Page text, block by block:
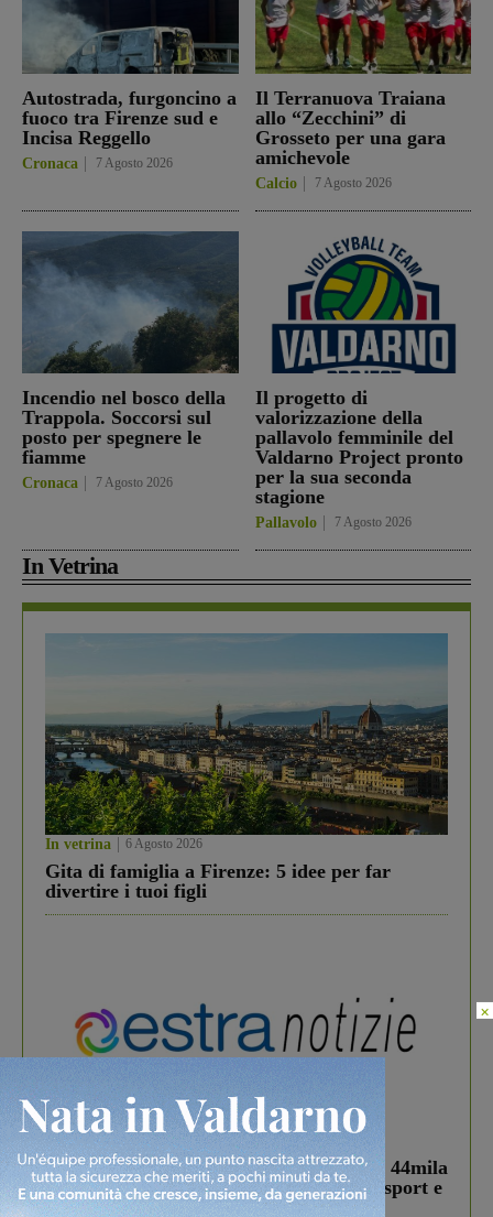
Autostrada, furgoncino a
fuoco tra Firenze sud e
Incisa Reggello
Cronaca 7 Agosto 2026
Il Terranuova Traiana
allo “Zecchini” di
Grosseto per una gara
amichevole
Calcio 7 Agosto 2026
Incendio nel bosco della
Trappola. Soccorsi sul
posto per spegnere le
fiamme
Cronaca 7 Agosto 2026
Il progetto di
valorizzazione della
pallavolo femminile del
Valdarno Project pronto
per la sua seconda
stagione
Pallavolo 7 Agosto 2026
In Vetrina
In vetrina 6 Agosto 2026
Gita di famiglia a Firenze: 5 idee per far
divertire i tuoi figli
In vetrina 3 Agosto 2026
Estra Notizie agosto: Smart Cities, oltre 44mila
studenti coinvolti, torna il bando per lo sport e
debutta il podcast Estrair
×